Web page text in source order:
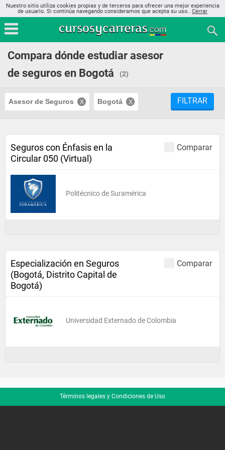
Nuestro sitio utiliza cookies propias y de terceros para ofrecer una mejor experiencia
de usuario. Si continúa navegando consideramos que acepta su uso.. Cerrar
Compara dónde estudiar asesor
de seguros en Bogotá
(2)
Asesor de Seguros Bogotá FILTRAR
Comparar
Seguros con Énfasis en la
Circular 050 (Virtual)
Politécnico de Suramérica
Comparar
Especialización en Seguros
(Bogotá, Distrito Capital de
Bogotá)
Universidad Externado de Colombia
Términos legales y Condiciones de Uso